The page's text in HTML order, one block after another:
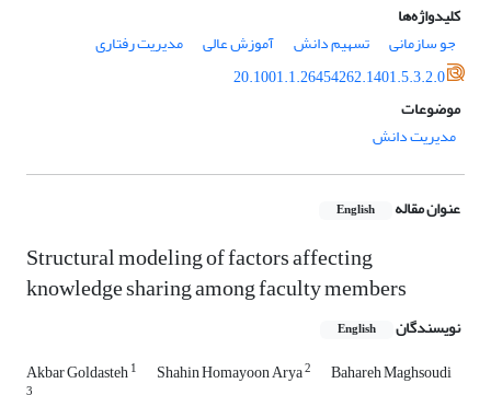
کلیدواژه‌ها
جو سازمانی
تسهیم دانش آموزش عالی
مدیریت رفتاری
20.1001.1.26454262.1401.5.3.2.0
موضوعات
مدیریت دانش
عنوان مقاله English
Structural modeling of factors affecting
knowledge sharing among faculty members
نویسندگان English
Akbar Goldasteh1 Shahin Homayoon Arya2 Bahareh Maghsoudi